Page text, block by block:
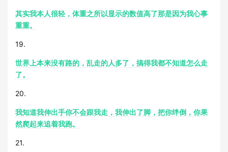
其实我本人很轻，体重之所以显示的数值高了那是因为我心事
重重。
19.
世界上本来没有路的，乱走的人多了，搞得我都不知道怎么走
了。
20.
我知道我伸出手你不会跟我走，我伸出了脚，把你绊倒，你果
然爬起来追着我跑。
21.